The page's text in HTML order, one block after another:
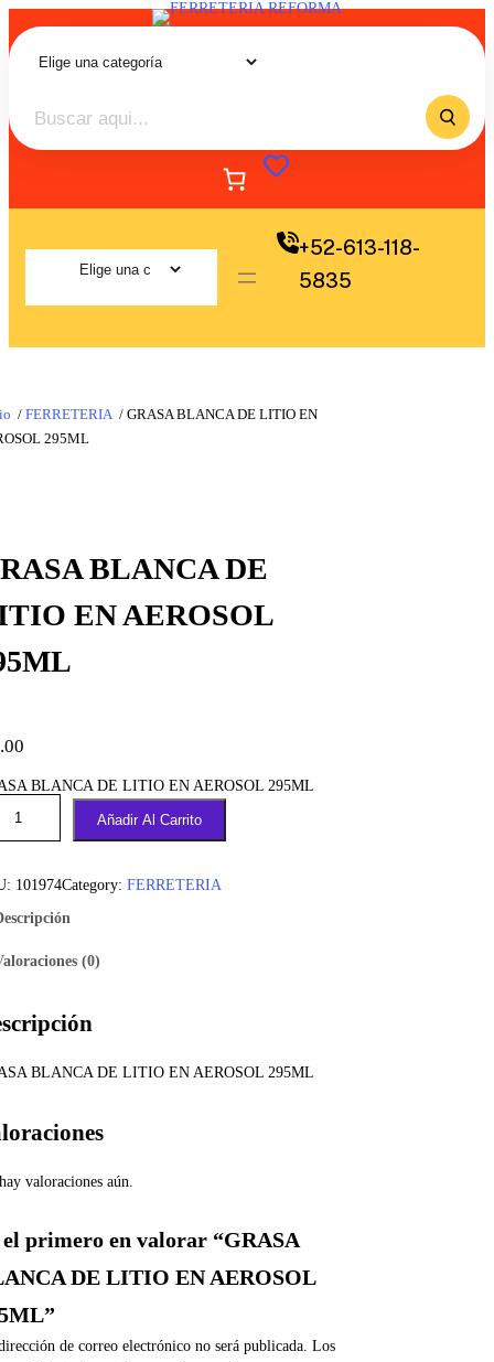
+52-613-118-
5835
/ FERRETERIA / GRASA BLANCA DE LITIO EN
295ML
BLANCA DE
EN AEROSOL
BLANCA DE LITIO EN AEROSOL 295ML
Añadir Al Carrito
101974Category: FERRETERIA
(0)
BLANCA DE LITIO EN AEROSOL 295ML
valoraciones aún.
el primero en valorar “GRASA
DE LITIO EN AEROSOL
de correo electrónico no será publicada. Los